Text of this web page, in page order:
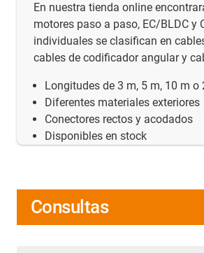
En nuestra tienda online
motores paso a paso, EC/BLDC y
individuales se clasifican en
cables de codificador angular y
Longitudes de 3 m, 5 m, 10 m o
Diferentes materiales exteriores
Conectores rectos y acodados
Disponibles en stock
Consultas